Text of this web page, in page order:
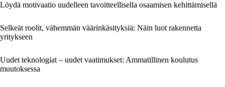
Löydä motivaatio uudelleen tavoitteellisella osaamisen kehittämisellä
Selkeät roolit, vähemmän väärinkäsityksiä: Näin luot rakennetta
yritykseen
Uudet teknologiat – uudet vaatimukset: Ammatillinen koulutus
muutoksessa